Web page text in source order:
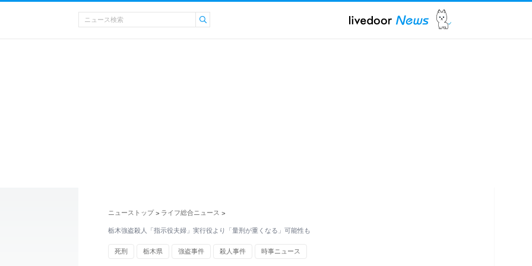
ニューストップ > ライフ総合ニュース >
栃木強盗殺人「指示役夫婦」実行役より「量刑が重くなる」可能性も
死刑 栃木県 強盗事件 殺人事件 時事ニュース